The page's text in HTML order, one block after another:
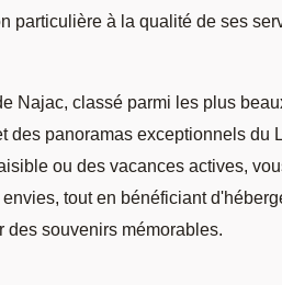
particulière à la qualité de ses
Najac, classé parmi les plus
des panoramas exceptionnels du
ou des vacances actives,
tout en bénéficiant
souvenirs mémorables.